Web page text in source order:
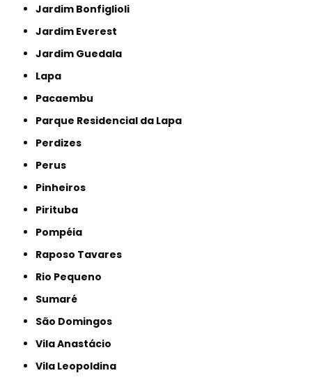
Jardim Bonfiglioli
Jardim Everest
Jardim Guedala
Lapa
Pacaembu
Parque Residencial da Lapa
Perdizes
Perus
Pinheiros
Pirituba
Pompéia
Raposo Tavares
Rio Pequeno
Sumaré
São Domingos
Vila Anastácio
Vila Leopoldina